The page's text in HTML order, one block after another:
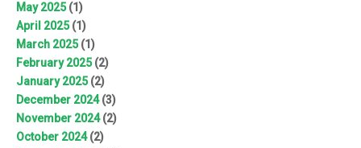
May 2025(1)
April 2025(1)
March 2025(1)
February 2025(2)
January 2025(2)
December 2024(3)
November 2024(2)
October 2024(2)